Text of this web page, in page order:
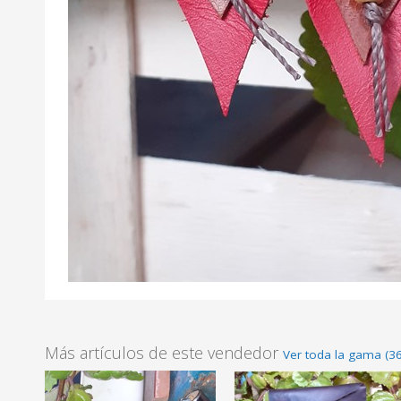
Más artículos de este vendedor Ver toda la gama